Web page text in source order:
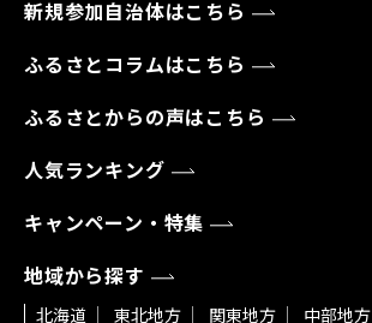
新規参加自治体はこちら
ふるさとコラムはこちら
ふるさとからの声はこちら
人気ランキング
キャンペーン・特集
地域から探す
北海道 東北地方 関東地方
中部地方